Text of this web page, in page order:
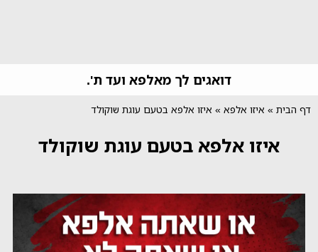
דואגים לך מאלפא ועד ת'.
דף הבית » איזו אלפא » איזו אלפא בטעם עוגת שוקולד
איזו אלפא בטעם עוגת שוקולד